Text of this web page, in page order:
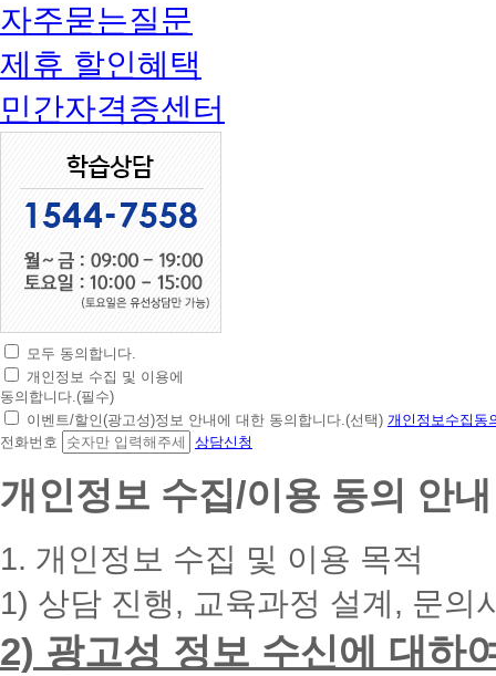
자주묻는질문
제휴 할인혜택
민간자격증센터
초
간
편
상
담
청
대
폰
입
력
모두 동의합니다.
개인정보 수집 및 이용에
동의합니다.(필수)
이벤트/할인(광고성)정보 안내에 대한 동의합니다.(선택) 개인정보수집동
전화번호
상담신청
개인정보 수집/이용 동의 안내
1. 개인정보 수집 및 이용 목적
1) 상담 진행, 교육과정 설계, 문의
2) 광고성 정보 수신에 대하